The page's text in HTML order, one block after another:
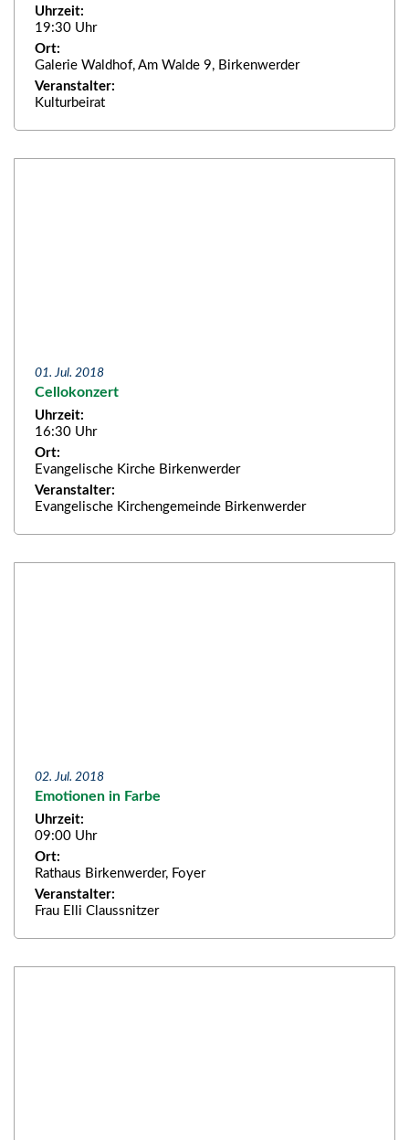
Uhrzeit:
19:30 Uhr
Ort:
Galerie Waldhof, Am Walde 9, Birkenwerder
Veranstalter:
Kulturbeirat
01. Jul. 2018
Cellokonzert
Uhrzeit:
16:30 Uhr
Ort:
Evangelische Kirche Birkenwerder
Veranstalter:
Evangelische Kirchengemeinde Birkenwerder
02. Jul. 2018
Emotionen in Farbe
Uhrzeit:
09:00 Uhr
Ort:
Rathaus Birkenwerder, Foyer
Veranstalter:
Frau Elli Claussnitzer